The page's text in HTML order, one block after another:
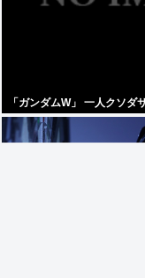
「ガンダムW」 一人クソダ